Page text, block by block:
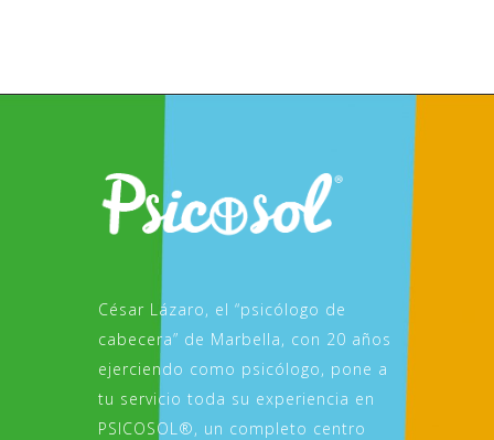
César Lázaro, el “psicólogo de
cabecera” de Marbella, con 20 años
ejerciendo como psicólogo, pone a
tu servicio toda su experiencia en
PSICOSOL®, un completo centro